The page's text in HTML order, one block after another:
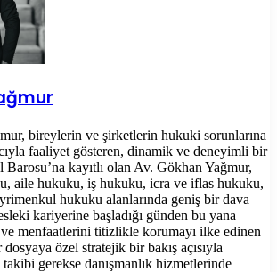
bireylerin ve şirketlerin hukuki sorunlarına
faaliyet gösteren, dinamik ve deneyimli bir
kayıtlı olan Av. Gökhan Yağmur,
aile hukuku, iş hukuku, icra ve iflas hukuku,
hukuku alanlarında geniş bir dava
kariyerine başladığı günden bu yana
menfaatlerini titizlikle korumayı ilke edinen
özel stratejik bir bakış açısıyla
gerekse danışmanlık hizmetlerinde